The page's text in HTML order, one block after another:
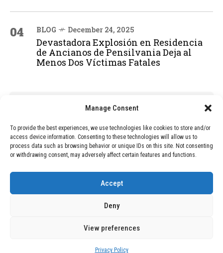
Manage Consent
To provide the best experiences, we use technologies like cookies to store and/or
access device information. Consenting to these technologies will allow us to
process data such as browsing behavior or unique IDs on this site. Not consenting
or withdrawing consent, may adversely affect certain features and functions.
Accept
Deny
View preferences
Privacy Policy
04 BLOG December 24, 2025
Devastadora Explosión en Residencia
de Ancianos de Pensilvania Deja al
Menos Dos Víctimas Fatales